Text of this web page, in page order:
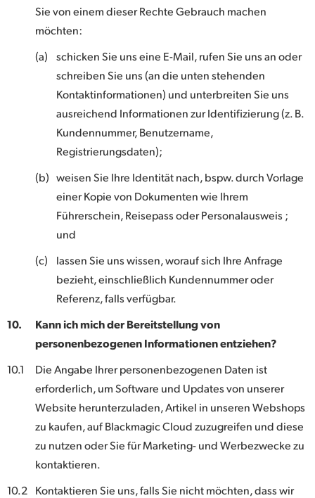
Sie von einem dieser Rechte Gebrauch machen
möchten:
(a)
schicken Sie uns eine E-Mail, rufen Sie uns an oder
schreiben Sie uns (an die unten stehenden
Kontaktinformationen) und unterbreiten Sie uns
ausreichend Informationen zur Identifizierung (z. B.
Kundennummer, Benutzername,
Registrierungsdaten);
(b) weisen Sie Ihre Identität nach, bspw. durch Vorlage
einer Kopie von Dokumenten wie Ihrem
Führerschein, Reisepass oder Personalausweis ;
und
(c)
lassen Sie uns wissen, worauf sich Ihre Anfrage
bezieht, einschließlich Kundennummer oder
Referenz, falls verfügbar.
10.
Kann ich mich der Bereitstellung von
personenbezogenen Informationen entziehen?
10.1
Die Angabe Ihrer personenbezogenen Daten ist
erforderlich, um Software und Updates von unserer
Website herunterzuladen, Artikel in unseren Webshops
zu kaufen, auf Blackmagic Cloud zuzugreifen und diese
zu nutzen oder Sie für Marketing- und Werbezwecke zu
kontaktieren.
10.2 Kontaktieren Sie uns, falls Sie nicht möchten, dass wir